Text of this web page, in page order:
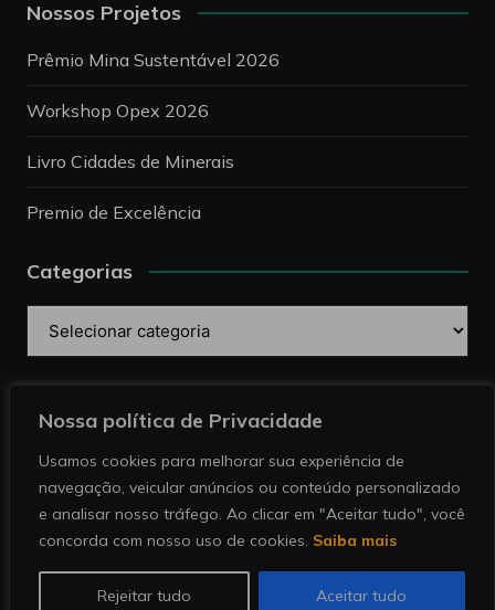
Nossa política de Privacidade
Usamos cookies para melhorar sua experiência de
navegação, veicular anúncios ou conteúdo personalizado
e analisar nosso tráfego. Ao clicar em "Aceitar tudo", você
concorda com nosso uso de cookies. Saiba mais
Rejeitar tudo Aceitar tudo
Nossos Projetos
Prêmio Mina Sustentável 2026
Workshop Opex 2026
Livro Cidades de Minerais
Premio de Excelência
Categorias
mineração. Todos direitos reservados.